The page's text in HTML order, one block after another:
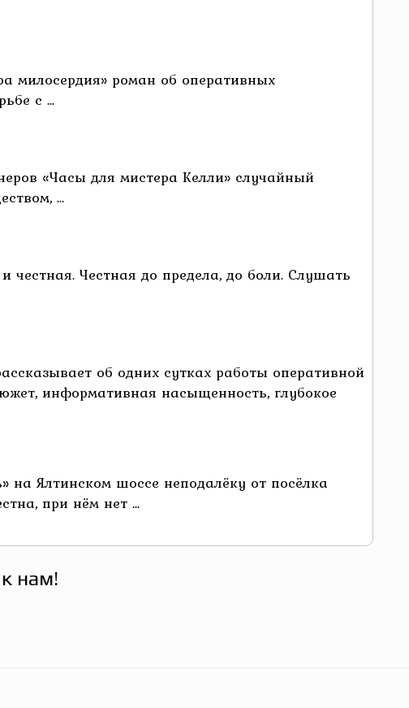
милосердия» роман об оперативных
с ...
«Часы для мистера Келли» случайный
...
Честная до предела, до боли. Слушать
об одних сутках работы оперативной
информативная насыщенность, глубокое
на Ялтинском шоссе неподалёку от посёлка
при нём нет ...
нам!